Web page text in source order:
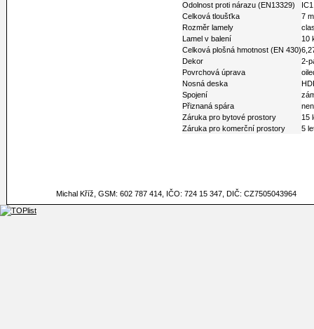
Odolnost proti nárazu (EN13329)
Celková tloušťka
7
Rozměr lamely
Lamel v balení
10
Celková plošná hmotnost (EN 430)
Dekor
2-
Povrchová úprava
Nosná deska
Spojení
Přiznaná spára
Záruka pro bytové prostory
15
Záruka pro komerční prostory
5
Michal Kříž, GSM: 602 787 414, IČO: 724 15 347, DIČ: CZ7505043964